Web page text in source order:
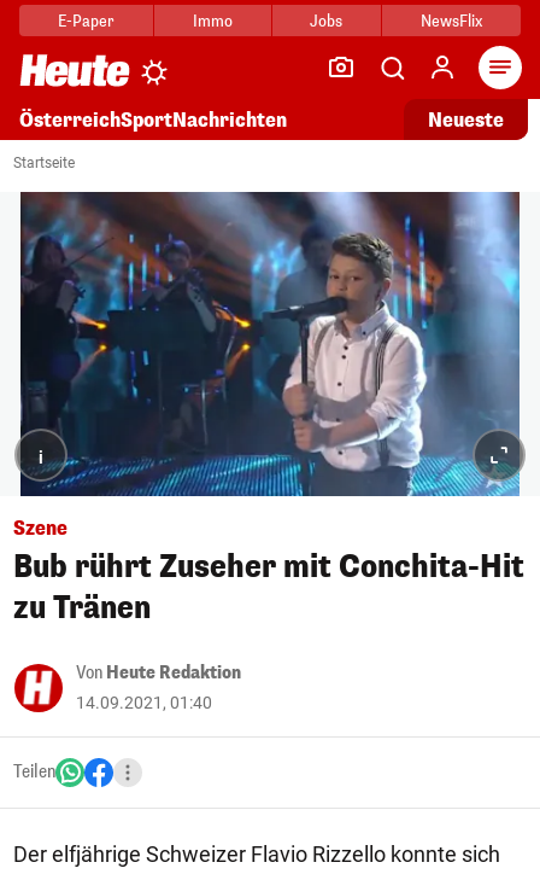
E-Paper Immo Jobs NewsFlix
ÖsterreichSportNachrichten Neueste
Startseite
i
Szene
Bub rührt Zuseher mit Conchita-Hit
zu Tränen
Von Heute Redaktion
14.09.2021, 01:40
Teilen
Der elfjährige Schweizer Flavio Rizzello konnte sich